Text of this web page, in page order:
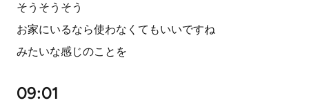
そうそうそう
お家にいるなら使わなくてもいいですね
みたいな感じのことを
09:01